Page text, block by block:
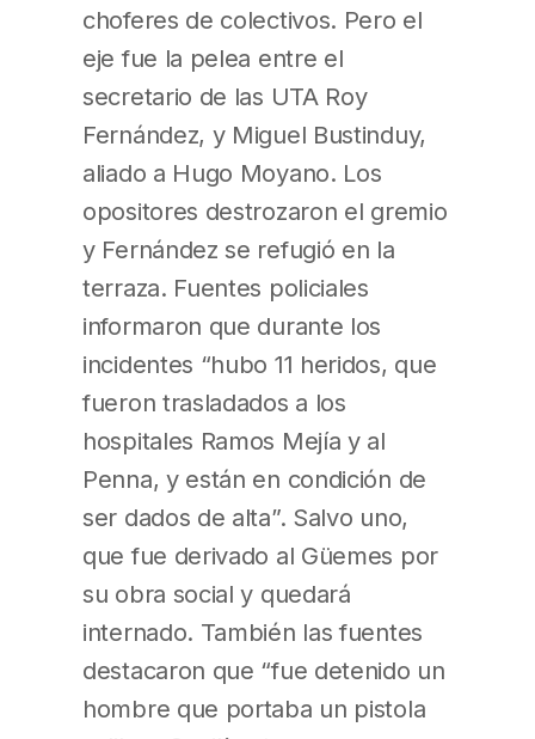
choferes de colectivos. Pero el
eje fue la pelea entre el
secretario de las UTA Roy
Fernández, y Miguel Bustinduy,
aliado a Hugo Moyano. Los
opositores destrozaron el gremio
y Fernández se refugió en la
terraza. Fuentes policiales
informaron que durante los
incidentes “hubo 11 heridos, que
fueron trasladados a los
hospitales Ramos Mejía y al
Penna, y están en condición de
ser dados de alta”. Salvo uno,
que fue derivado al Güemes por
su obra social y quedará
internado. También las fuentes
destacaron que “fue detenido un
hombre que portaba un pistola